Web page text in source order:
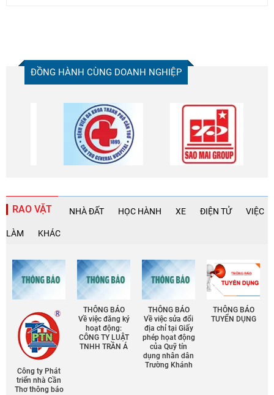
ĐỒNG HÀNH CÙNG DOANH NGHIỆP
RAO VẶT NHÀ ĐẤT HỌC HÀNH XE ĐIỆN TỬ VIỆC
LÀM KHÁC
Công ty Phát
triển nhà Cần
Thơ thông báo
THÔNG BÁO
Về việc đăng ký
hoạt động:
CÔNG TY LUẬT
TNHH TRẦN Á
THÔNG BÁO
Về việc sửa đổi
địa chỉ tại Giấy
phép họat động
của Quỹ tín
dụng nhân dân
Trường Khánh
THÔNG BÁO
TUYỂN DỤNG